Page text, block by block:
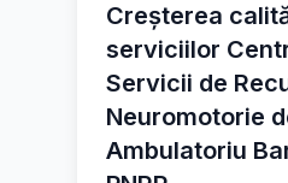
Creșterea
serviciilor
Servicii de
Neuromotorie
Ambulatoriu